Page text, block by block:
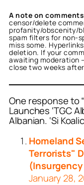
A note on
censor/delete
profanity/obscenity/
spam filters for non-
miss some.
deletion. If your
awaiting moderation
close two weeks
One response to
Launches ‘TGC
Albanian. ‘Si
Homeland
Terrorists"
(Insurgency
January 28,